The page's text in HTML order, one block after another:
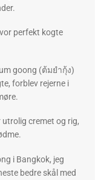
perfekt kogte
goong (ต้มยำกุ้ง)
forblev rejerne i
cremet og rig,
i Bangkok, jeg
bedre skål med